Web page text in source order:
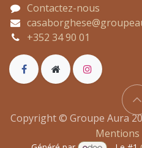
Contactez-nous
+352 34 90 01
Copyright © Groupe Aura
Mentions